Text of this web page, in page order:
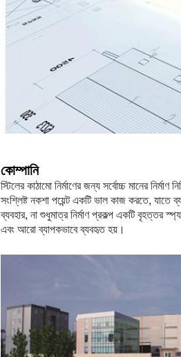
কোম্পানি
স্টিলের কাঠামো নির্মাণের জন্য সর্বোচ্চ মানের
সংশ্লিষ্ট নকশা পয়েন্ট একটি ভাল কাজ করতে, যাতে
ব্যবহার, না শুধুমাত্র নির্মাণ প্রকল্প একটি বৃহত্তর
এবং আরো ব্যাপকভাবে ব্যবহৃত হয়।